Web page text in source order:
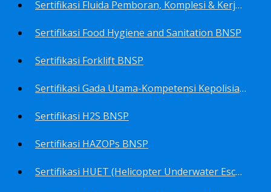
Sertifikasi Fluida Pemboran, Komplesi & Kerja Ulang Sumur BNSP
Sertifikasi Food Hygiene and Sanitation BNSP
Sertifikasi Forklift BNSP
Sertifikasi Gada Utama-Kompetensi Kepolisian Terbatas Sektor Industri Migas BNSP
Sertifikasi H2S BNSP
Sertifikasi HAZOPs BNSP
Sertifikasi HUET (Helicopter Underwater Escape Training) BNSP